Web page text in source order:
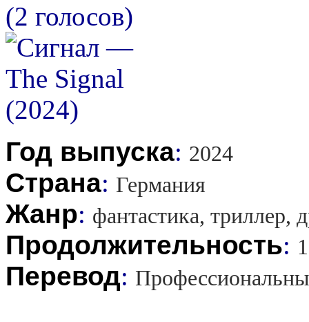
(2 голосов)
Год выпуска: 2024
Страна: Германия
Жанр: фантастика, триллер,
Продолжительность:
Перевод: